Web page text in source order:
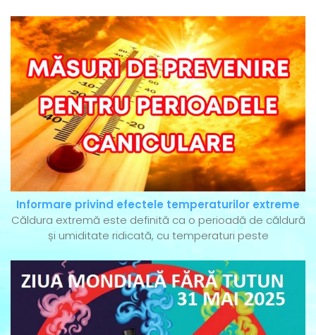
Informare privind efectele temperaturilor extreme
Căldura extremă este definită ca o perioadă de căldură
și umiditate ridicată, cu temperaturi peste